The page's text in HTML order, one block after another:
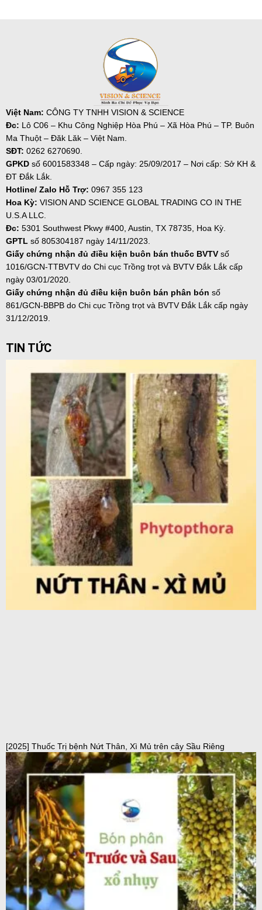
Việt Nam: CÔNG TY TNHH VISION & SCIENCE
Đc: Lô C06 – Khu Công Nghiệp Hòa Phú – Xã Hòa Phú – TP. Buôn
Ma Thuột – Đăk Lăk – Việt Nam.
SĐT: 0262 6270690.
GPKD số 6001583348 – Cấp ngày: 25/09/2017 – Nơi cấp: Sở KH &
ĐT Đắk Lắk.
Hotline/ Zalo Hỗ Trợ: 0967 355 123
Hoa Kỳ: VISION AND SCIENCE GLOBAL TRADING CO IN THE
U.S.A LLC.
Đc: 5301 Southwest Pkwy #400, Austin, TX 78735, Hoa Kỳ.
GPTL số 805304187 ngày 14/11/2023.
Giấy chứng nhận đủ điều kiện buôn bán thuốc BVTV số
1016/GCN-TTBVTV do Chi cục Trồng trọt và BVTV Đắk Lắk cấp
ngày 03/01/2020.
Giấy chứng nhận đủ điều kiện buôn bán phân bón số
861/GCN-BBPB do Chi cục Trồng trọt và BVTV Đắk Lắk cấp ngày
31/12/2019.
TIN TỨC
[2025] Thuốc Trị bệnh Nứt Thân, Xì Mủ trên cây Sầu Riêng